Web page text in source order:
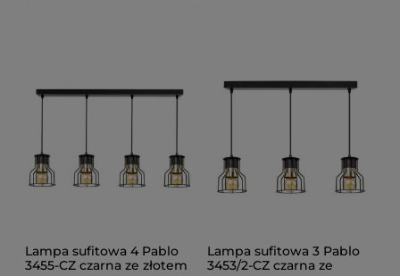
Lampa sufitowa 4 Pablo
3455-CZ czarna ze złotem
Lampa sufitowa 3 Pablo
3453/2-CZ czarna ze